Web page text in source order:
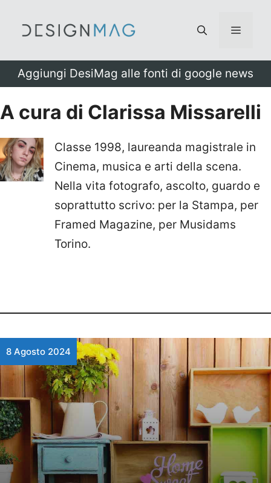
Menu
Aggiungi DesiMag alle fonti di google news
A cura di Clarissa Missarelli
Classe 1998, laureanda magistrale in
Cinema, musica e arti della scena.
Nella vita fotografo, ascolto, guardo e
soprattutto scrivo: per la Stampa, per
Framed Magazine, per Musidams
Torino.
8 Agosto 2024